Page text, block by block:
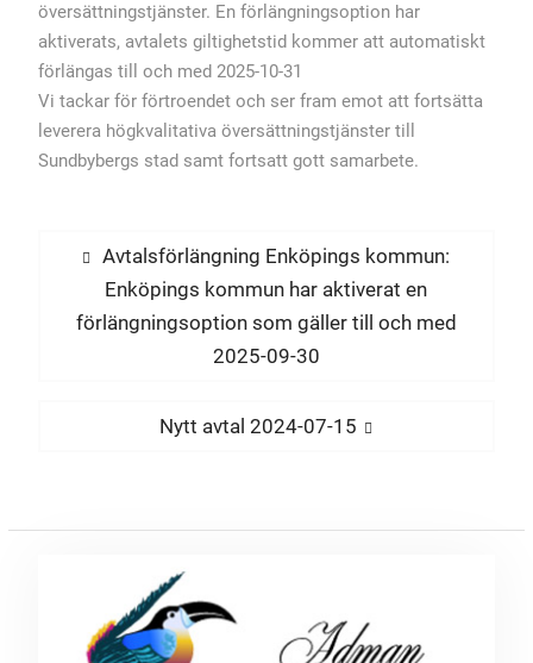
översättningstjänster. En förlängningsoption har
aktiverats, avtalets giltighetstid kommer att automatiskt
förlängas till och med 2025-10-31
Vi tackar för förtroendet och ser fram emot att fortsätta
leverera högkvalitativa översättningstjänster till
Sundbybergs stad samt fortsatt gott samarbete.
Inläggsnavigering
Föregående
inlägg:
Avtalsförlängning Enköpings kommun:
Enköpings kommun har aktiverat en
förlängningsoption som gäller till och med
2025-09-30
Nästa
Nytt avtal 2024-07-15